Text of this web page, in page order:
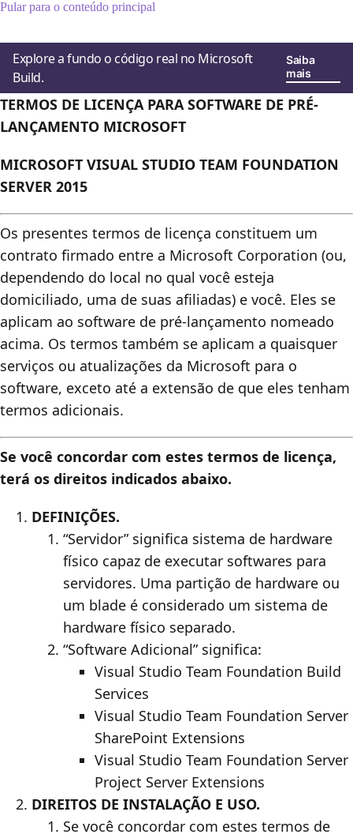
Pular para o conteúdo principal
Explore a fundo o código real no Microsoft
Build.
Saiba
mais
TERMOS DE LICENÇA PARA SOFTWARE DE PRÉ-
LANÇAMENTO MICROSOFT
MICROSOFT VISUAL STUDIO TEAM FOUNDATION
SERVER 2015
Os presentes termos de licença constituem um
contrato firmado entre a Microsoft Corporation (ou,
dependendo do local no qual você esteja
domiciliado, uma de suas afiliadas) e você. Eles se
aplicam ao software de pré-lançamento nomeado
acima. Os termos também se aplicam a quaisquer
serviços ou atualizações da Microsoft para o
software, exceto até a extensão de que eles tenham
termos adicionais.
Se você concordar com estes termos de licença,
terá os direitos indicados abaixo.
DEFINIÇÕES.
“Servidor” significa sistema de hardware
físico capaz de executar softwares para
servidores. Uma partição de hardware ou
um blade é considerado um sistema de
hardware físico separado.
“Software Adicional” significa:
Visual Studio Team Foundation Build
Services
Visual Studio Team Foundation Server
SharePoint Extensions
Visual Studio Team Foundation Server
Project Server Extensions
DIREITOS DE INSTALAÇÃO E USO.
Se você concordar com estes termos de